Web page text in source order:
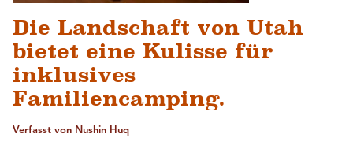
Die Landschaft von Utah
bietet eine Kulisse für
inklusives
Familiencamping.
Verfasst von Nushin Huq